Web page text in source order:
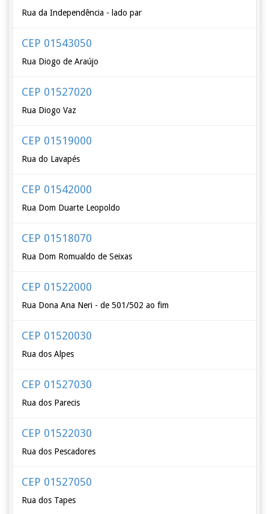
Rua da Independência - lado par
CEP 01543050
Rua Diogo de Araújo
CEP 01527020
Rua Diogo Vaz
CEP 01519000
Rua do Lavapés
CEP 01542000
Rua Dom Duarte Leopoldo
CEP 01518070
Rua Dom Romualdo de Seixas
CEP 01522000
Rua Dona Ana Neri - de 501/502 ao fim
CEP 01520030
Rua dos Alpes
CEP 01527030
Rua dos Parecis
CEP 01522030
Rua dos Pescadores
CEP 01527050
Rua dos Tapes